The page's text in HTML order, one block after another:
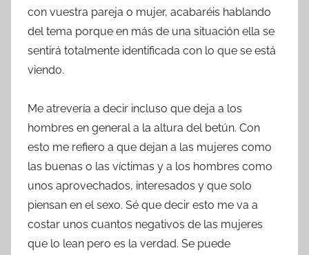
con vuestra pareja o mujer, acabaréis hablando
del tema porque en más de una situación ella se
sentirá totalmente identificada con lo que se está
viendo.
Me atrevería a decir incluso que deja a los
hombres en general a la altura del betún. Con
esto me refiero a que dejan a las mujeres como
las buenas o las víctimas y a los hombres como
unos aprovechados, interesados y que solo
piensan en el sexo. Sé que decir esto me va a
costar unos cuantos negativos de las mujeres
que lo lean pero es la verdad. Se puede